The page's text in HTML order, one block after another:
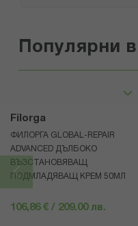
Популярни
Filorga
ФИЛОРГА GLOBAL-REPAIR
ADVANCED ДЪЛБОКО
ВЪЗСТАНОВЯВАЩ
ПОДМЛАДЯВАЩ КРЕМ 50МЛ
106,86 € / 209.00 лв.